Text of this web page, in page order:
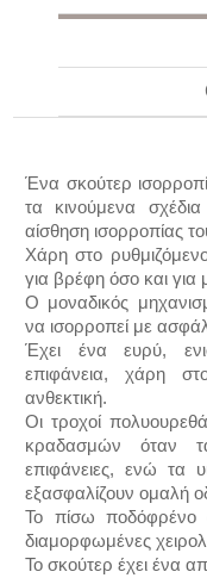
Ένα σκούτερ
τα κινούμενα
αίσθηση ισορροπίας
Χάρη στο
για βρέφη όσο και για
Ο μοναδικός
να ισορροπεί με
Έχει ένα ευρύ,
επιφάνεια, χάρη
ανθεκτική.
Οι τροχοί
κραδασμών όταν
επιφάνειες, ενώ τα
εξασφαλίζουν ομαλή
Το πίσω ποδόφρένο
διαμορφωμένες
Το σκούτερ έχει ένα